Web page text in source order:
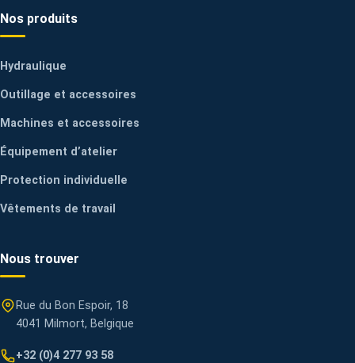
Nos produits
Hydraulique
Outillage et accessoires
Machines et accessoires
Équipement d’atelier
Protection individuelle
Vêtements de travail
Nous trouver
Rue du Bon Espoir, 18
4041 Milmort, Belgique
+32 (0)4 277 93 58